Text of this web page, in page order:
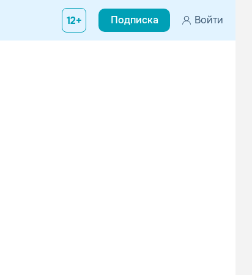
12+ Подписка Войти